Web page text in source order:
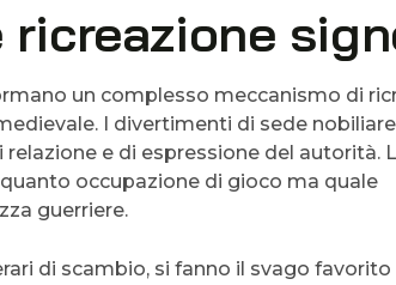
ricreazione
un complesso meccanismo di
I divertimenti di sede
e di espressione del autorità.
occupazione di gioco ma quale
guerriere.
di scambio, si fanno il svago